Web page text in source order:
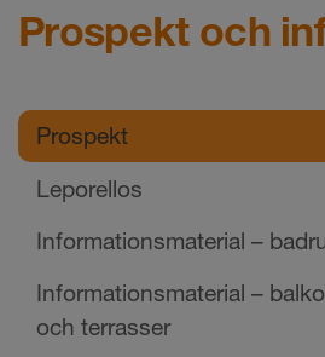
Prospekt och
Prospekt
Leporellos
Informationsmaterial –
Informationsmaterial –
och terrasser